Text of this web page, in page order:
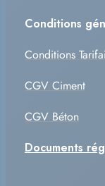
Conditions
Conditions
CGV Ciment
CGV Béton
Documents